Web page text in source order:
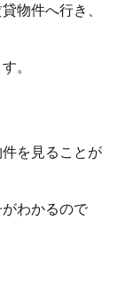
物件へ行き、
。
を見ることが
わかるので